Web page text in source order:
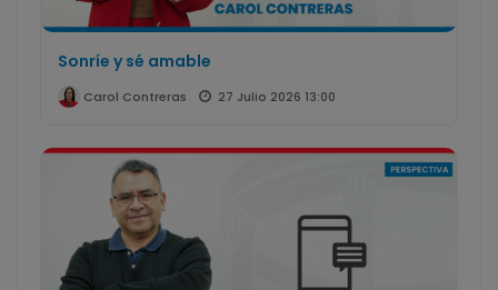
Sonríe y sé amable
Carol Contreras 27 Julio 2026 13:00